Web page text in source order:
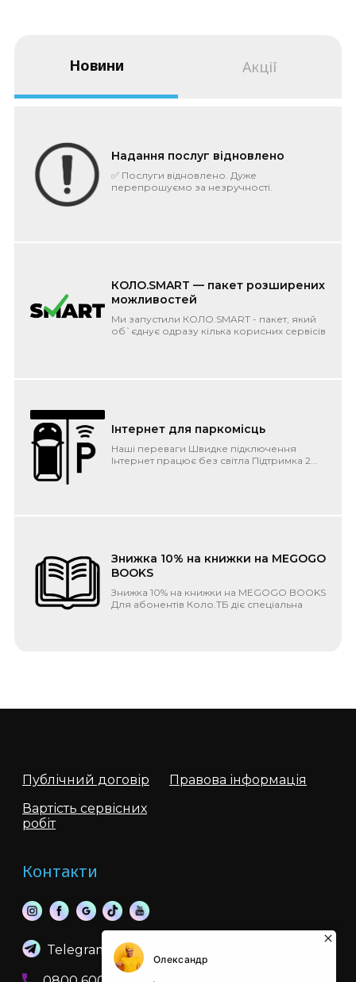
Новини Акції
Надання послуг відновлено
✅ Послуги відновлено. Дуже
перепрошуємо за незручності.
КОЛО.SMART — пакет розширених
можливостей
Ми запустили КОЛО.SMART - пакет, який
об`єднує одразу кілька корисних сервісів
Інтернет для паркомісць
Наші переваги Швидке підключення
Інтернет працює без світла Підтримка 2...
Знижка 10% на книжки на MEGOGO
BOOKS
Знижка 10% на книжки на MEGOGO BOOKS
Для абонентів Коло.ТБ діє спеціальна
тарифі
Новий тариф 2.4Гбіт
Публічний договір
Правова інформація
Вартість сервісних
робіт
Контакти
Telegram